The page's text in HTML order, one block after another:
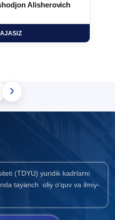
Alisherovich
›
(TDYU) yuridik kadrlarni
tayanch oliy o‘quv va ilmiy-